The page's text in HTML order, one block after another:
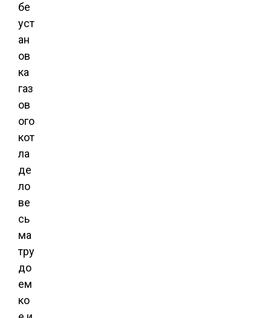
бе
уст
ан
ов
ка
газ
ов
ого
кот
ла
де
ло
ве
сь
ма
тру
до
ем
ко